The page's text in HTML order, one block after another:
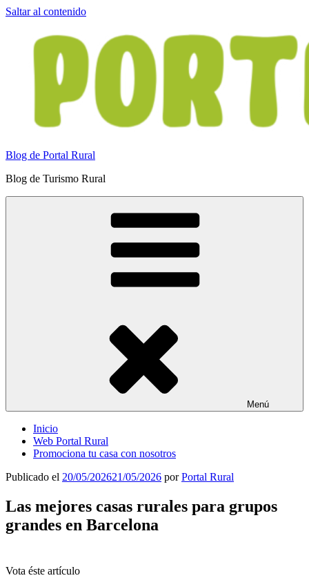
Saltar al contenido
Blog de Portal Rural
Blog de Turismo Rural
Menú
Inicio
Web Portal Rural
Promociona tu casa con nosotros
Publicado el 20/05/202621/05/2026 porPortal Rural
Las mejores casas rurales para grupos
grandes en Barcelona
Vota éste artículo